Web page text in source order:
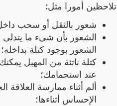
تلاحظين أمورا مثل:
شعور بالثقل أو سحب
الشعور بأن شيء ما يتدلى
الشعور بوجود كتلة بداخله؛
كتلة ناتئة من المهبل
عند استحمامك؛
ألم أثناء ممارسة العلاقة
الإحساس أثناءها؛